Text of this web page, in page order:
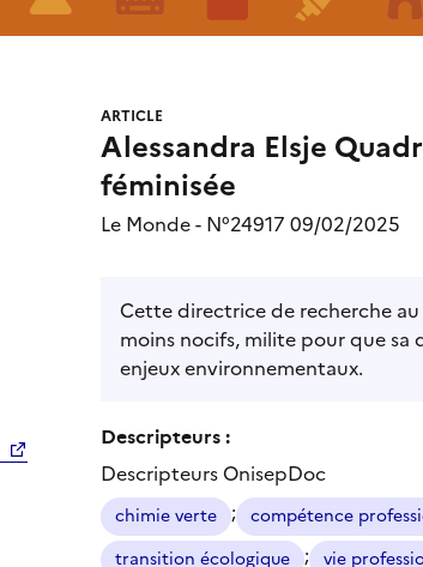
ARTICLE
Alessandra Elsje
féminisée
Le Monde - N°24917 09/02/2025
Cette directrice de recherche
moins nocifs, milite pour que sa
enjeux environnementaux.
Descripteurs :
Descripteurs OnisepDoc
chimie verte ; compétence
transition écologique ; vie